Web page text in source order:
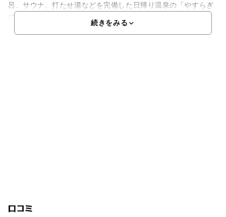
呂、サウナ、打たせ湯などを完備した日帰り温泉の「やすらぎ
の湯」を備えています。売店には地域の新鮮野菜をはじめ、
続きをみる
口コミ